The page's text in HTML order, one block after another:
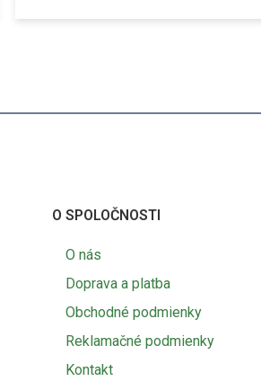
O SPOLOČNOSTI
O nás
Doprava a platba
Obchodné podmienky
Reklamačné podmienky
Kontakt